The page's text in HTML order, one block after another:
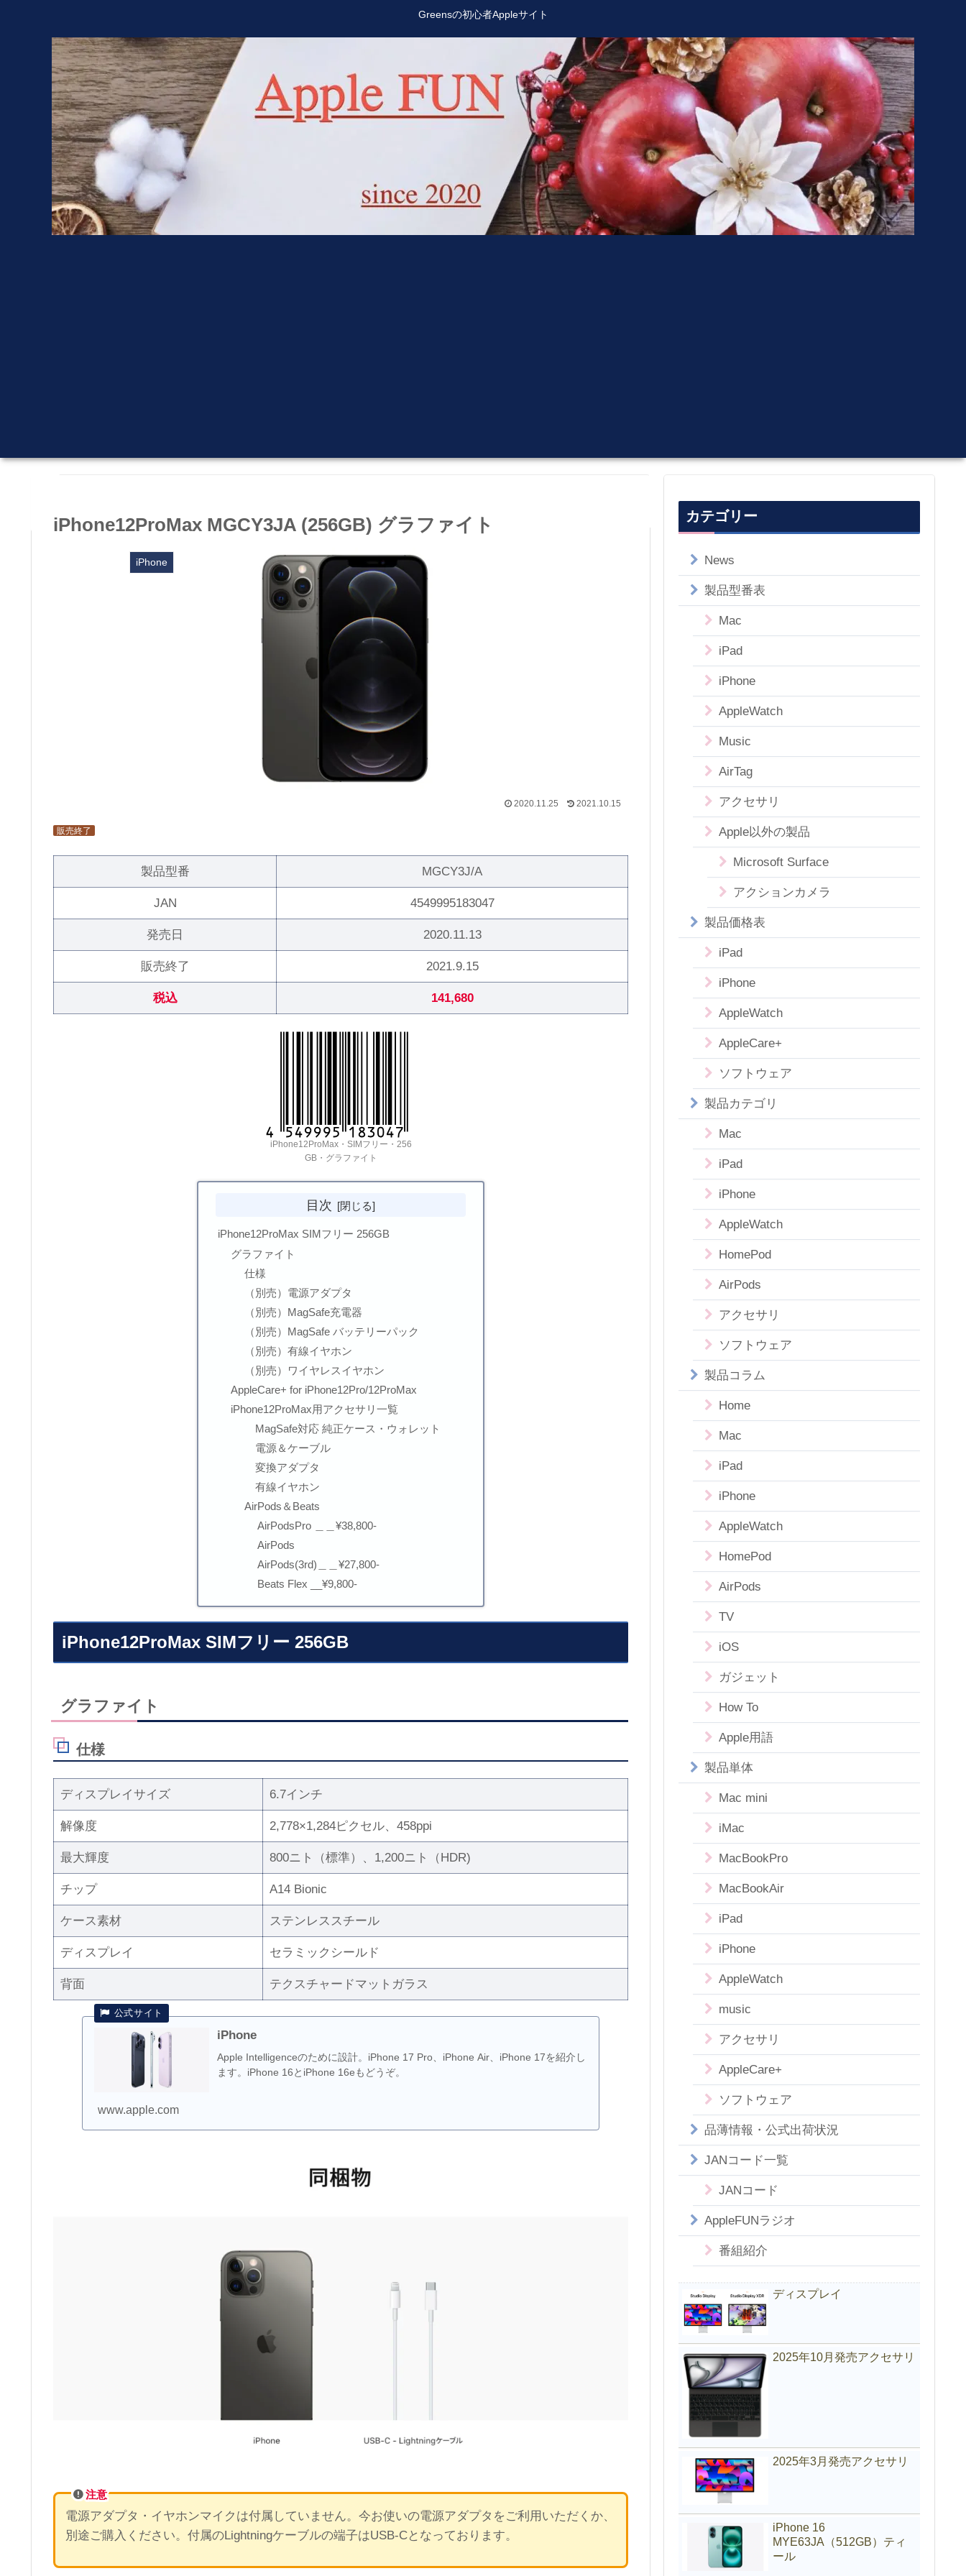
Greensの初心者Appleサイト
iPhone12ProMax MGCY3JA (256GB) グラファイト
iPhone
2020.11.25 2021.10.15
販売終了
製品型番 MGCY3J/A
JAN 4549995183047
発売日 2020.11.13
販売終了 2021.9.15
税込 141,680
iPhone12ProMax・SIMフリー・256
GB・グラファイト
目次
iPhone12ProMax SIMフリー 256GB
グラファイト
仕様
（別売）電源アダプタ
（別売）MagSafe充電器
（別売）MagSafe バッテリーパック
（別売）有線イヤホン
（別売）ワイヤレスイヤホン
AppleCare+ for iPhone12Pro/12ProMax
iPhone12ProMax用アクセサリ一覧
MagSafe対応 純正ケース・ウォレット
電源＆ケーブル
変換アダプタ
有線イヤホン
AirPods＆Beats
AirPodsPro ＿＿¥38,800-
AirPods
AirPods(3rd)＿＿¥27,800-
Beats Flex __¥9,800-
iPhone12ProMax SIMフリー 256GB
グラファイト
仕様
ディスプレイサイズ 6.7インチ
解像度 2,778×1,284ピクセル、458ppi
最大輝度 800ニト（標準）、1,200ニト（HDR)
チップ A14 Bionic
ケース素材 ステンレススチール
ディスプレイ セラミックシールド
背面 テクスチャードマットガラス
iPhone
Apple Intelligenceのために設計。iPhone 17 Pro、iPhone Air、iPhone 17を紹介し
ます。iPhone 16とiPhone 16eもどうぞ。
www.apple.com
注意
電源アダプタ・イヤホンマイクは付属していません。今お使いの電源アダプタをご利用いただくか、
別途ご購入ください。付属のLightningケーブルの端子はUSB-Cとなっております。
カテゴリー
News
製品型番表
Mac
iPad
iPhone
AppleWatch
Music
AirTag
アクセサリ
Apple以外の製品
Microsoft Surface
アクションカメラ
製品価格表
iPad
iPhone
AppleWatch
AppleCare+
ソフトウェア
製品カテゴリ
Mac
iPad
iPhone
AppleWatch
HomePod
AirPods
アクセサリ
ソフトウェア
製品コラム
Home
Mac
iPad
iPhone
AppleWatch
HomePod
AirPods
TV
iOS
ガジェット
How To
Apple用語
製品単体
Mac mini
iMac
MacBookPro
MacBookAir
iPad
iPhone
AppleWatch
music
アクセサリ
AppleCare+
ソフトウェア
品薄情報・公式出荷状況
JANコード一覧
JANコード
AppleFUNラジオ
番組紹介
ディスプレイ
2025年10月発売アクセサリ
2025年3月発売アクセサリ
iPhone 16
MYE63JA（512GB）ティ
ール